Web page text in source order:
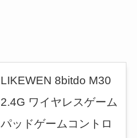
LIKEWEN 8bitdo M30
2.4G ワイヤレスゲーム
パッドゲームコントロ